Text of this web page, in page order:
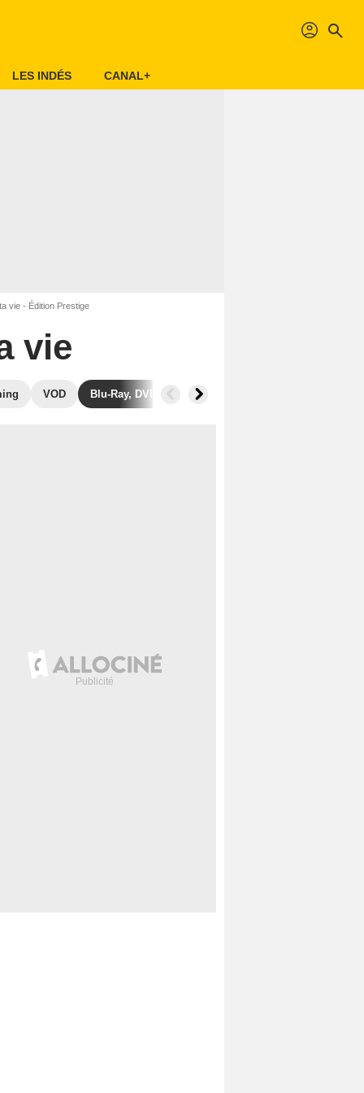
profil search
LES INDÉS CANAL+
vie - Édition Prestige
vie
VOD Blu-Ray, DVD Photos